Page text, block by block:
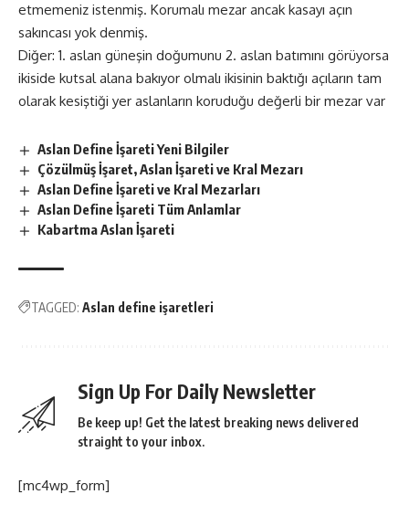
etmemeniz istenmiş. Korumalı mezar ancak kasayı açın
sakıncası yok denmiş.
Diğer: 1. aslan güneşin doğumunu 2. aslan batımını görüyorsa
ikiside kutsal alana bakıyor olmalı ikisinin baktığı açıların tam
olarak kesiştiği yer aslanların koruduğu değerli bir mezar var
Aslan Define İşareti Yeni Bilgiler
Çözülmüş İşaret, Aslan İşareti ve Kral Mezarı
Aslan Define İşareti ve Kral Mezarları
Aslan Define İşareti Tüm Anlamlar
Kabartma Aslan İşareti
TAGGED: Aslan define işaretleri
Sign Up For Daily Newsletter
Be keep up! Get the latest breaking news delivered
straight to your inbox.
[mc4wp_form]